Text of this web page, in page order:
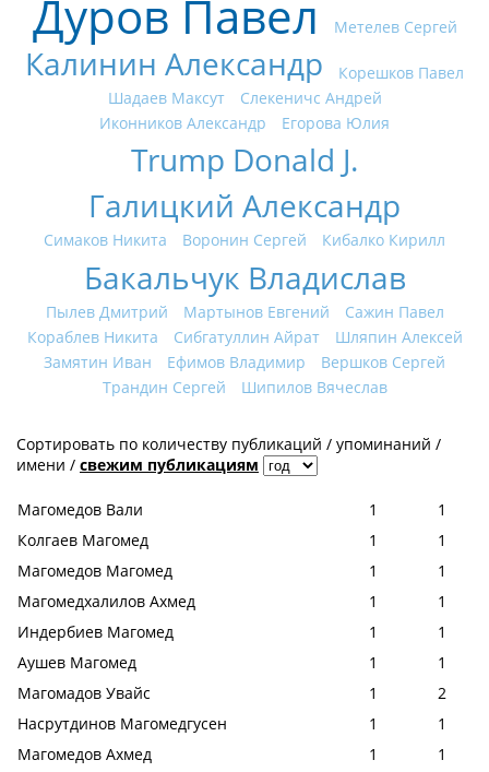
Дуров Павел
Метелев Сергей
Калинин Александр
Корешков Павел
Шадаев Максут
Слекеничс Андрей
Иконников Александр
Егорова Юлия
Trump Donald J.
Галицкий Александр
Симаков Никита Воронин Сергей Кибалко Кирилл
Бакальчук Владислав
Пылев Дмитрий Мартынов Евгений
Сажин Павел
Кораблев Никита
Сибгатуллин Айрат
Шляпин Алексей
Замятин Иван
Ефимов Владимир
Вершков Сергей
Трандин Сергей
Шипилов Вячеслав
Сортировать по количеству публикаций / упоминаний /
имени / свежим публикациям
Магомедов Вали 1
1
Колгаев Магомед
1
1
Магомедов Магомед
1
1
Магомедхалилов Ахмед
1
1
Индербиев Магомед
1
1
Аушев Магомед
1
1
Магомадов Увайс
1
2
Насрутдинов Магомедгусен
1
1
Магомедов Ахмед
1
1